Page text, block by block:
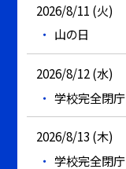
2026/8/11 (火)
山の日
2026/8/12 (水)
学校完全閉庁
2026/8/13 (木)
学校完全閉庁